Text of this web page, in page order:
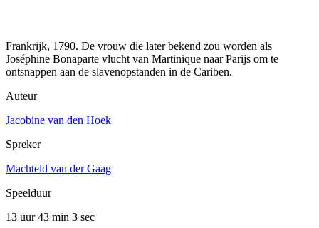
Frankrijk, 1790. De vrouw die later bekend zou worden als
Joséphine Bonaparte vlucht van Martinique naar Parijs om te
ontsnappen aan de slavenopstanden in de Cariben.
Auteur
Jacobine van den Hoek
Spreker
Machteld van der Gaag
Speelduur
13 uur 43 min 3 sec